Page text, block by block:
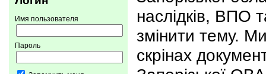
Имя пользователя
Пароль
наслідків, ВПО
змінити тему.
скрінах